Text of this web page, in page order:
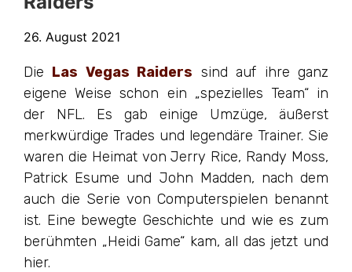
26. August 2021
Die Las Vegas Raiders sind auf ihre ganz
eigene Weise schon ein „spezielles Team“ in
der NFL. Es gab einige Umzüge, äußerst
merkwürdige Trades und legendäre Trainer. Sie
waren die Heimat von Jerry Rice, Randy Moss,
Patrick Esume und John Madden, nach dem
auch die Serie von Computerspielen benannt
ist. Eine bewegte Geschichte und wie es zum
berühmten „Heidi Game“ kam, all das jetzt und
hier.